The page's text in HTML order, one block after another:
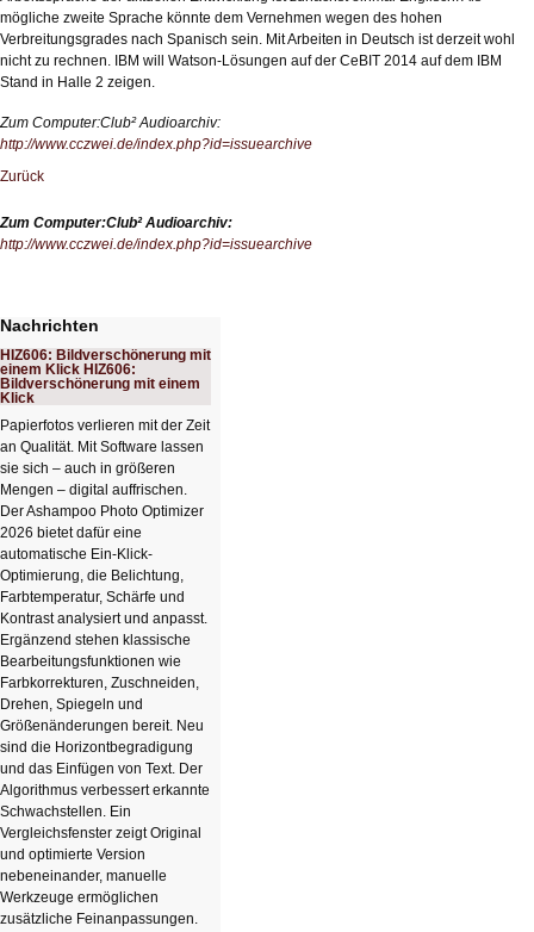
mögliche zweite Sprache könnte dem Vernehmen wegen des hohen
Verbreitungsgrades nach Spanisch sein. Mit Arbeiten in Deutsch ist derzeit wohl
nicht zu rechnen. IBM will Watson-Lösungen auf der CeBIT 2014 auf dem IBM
Stand in Halle 2 zeigen.
Zum Computer:Club² Audioarchiv:
http://www.cczwei.de/index.php?id=issuearchive
Zurück
Zum Computer:Club² Audioarchiv:
http://www.cczwei.de/index.php?id=issuearchive
Nachrichten
HIZ606: Bildverschönerung mit
einem Klick HIZ606:
Bildverschönerung mit einem
Klick
Papierfotos verlieren mit der Zeit
an Qualität. Mit Software lassen
sie sich – auch in größeren
Mengen – digital auffrischen.
Der Ashampoo Photo Optimizer
2026 bietet dafür eine
automatische Ein-Klick-
Optimierung, die Belichtung,
Farbtemperatur, Schärfe und
Kontrast analysiert und anpasst.
Ergänzend stehen klassische
Bearbeitungsfunktionen wie
Farbkorrekturen, Zuschneiden,
Drehen, Spiegeln und
Größenänderungen bereit. Neu
sind die Horizontbegradigung
und das Einfügen von Text. Der
Algorithmus verbessert erkannte
Schwachstellen. Ein
Vergleichsfenster zeigt Original
und optimierte Version
nebeneinander, manuelle
Werkzeuge ermöglichen
zusätzliche Feinanpassungen.